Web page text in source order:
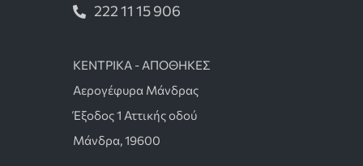
222 11 15 906
ΚΕΝΤΡΙΚΑ - ΑΠΟΘΗΚΕΣ
Αερογέφυρα Μάνδρας
Έξοδος 1 Αττικής οδού
Μάνδρα, 19600